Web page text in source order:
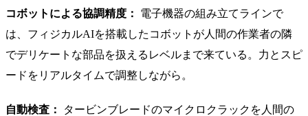
コボットによる協調精度：
電子機器の組み立てラインで
は、フィジカルAIを搭載したコボットが人間の作業者の隣
でデリケートな部品を扱えるレベルまで来ている。力とスピ
ードをリアルタイムで調整しながら。
自動検査：
タービンブレードのマイクロクラックを人間の